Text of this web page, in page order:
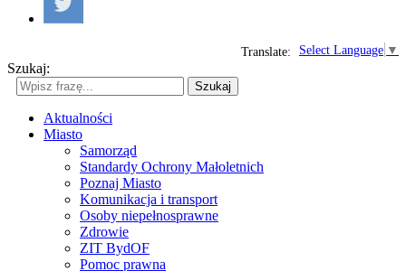
Select Language ▼
Translate:
Szukaj:
Szukaj
Aktualności
Miasto
Samorząd
Standardy Ochrony Małoletnich
Poznaj Miasto
Komunikacja i transport
Osoby niepełnosprawne
Zdrowie
ZIT BydOF
Pomoc prawna